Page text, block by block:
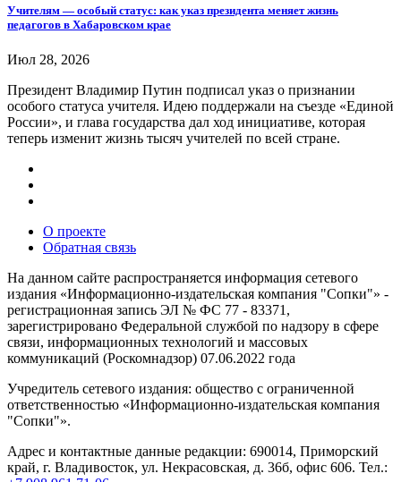
Учителям — особый статус: как указ президента меняет жизнь
педагогов в Хабаровском крае
Июл 28, 2026
Президент Владимир Путин подписал указ о признании
особого статуса учителя. Идею поддержали на съезде «Единой
России», и глава государства дал ход инициативе, которая
теперь изменит жизнь тысяч учителей по всей стране.
О проекте
Обратная связь
На данном сайте распространяется информация сетевого
издания «Информационно-издательская компания "Сопки"» -
регистрационная запись ЭЛ № ФС 77 - 83371,
зарегистрировано Федеральной службой по надзору в сфере
связи, информационных технологий и массовых
коммуникаций (Роскомнадзор) 07.06.2022 года
Учредитель сетевого издания: общество с ограниченной
ответственностью «Информационно-издательская компания
"Сопки"».
Адрес и контактные данные редакции: 690014, Приморский
край, г. Владивосток, ул. Некрасовская, д. 36б, офис 606. Тел.: